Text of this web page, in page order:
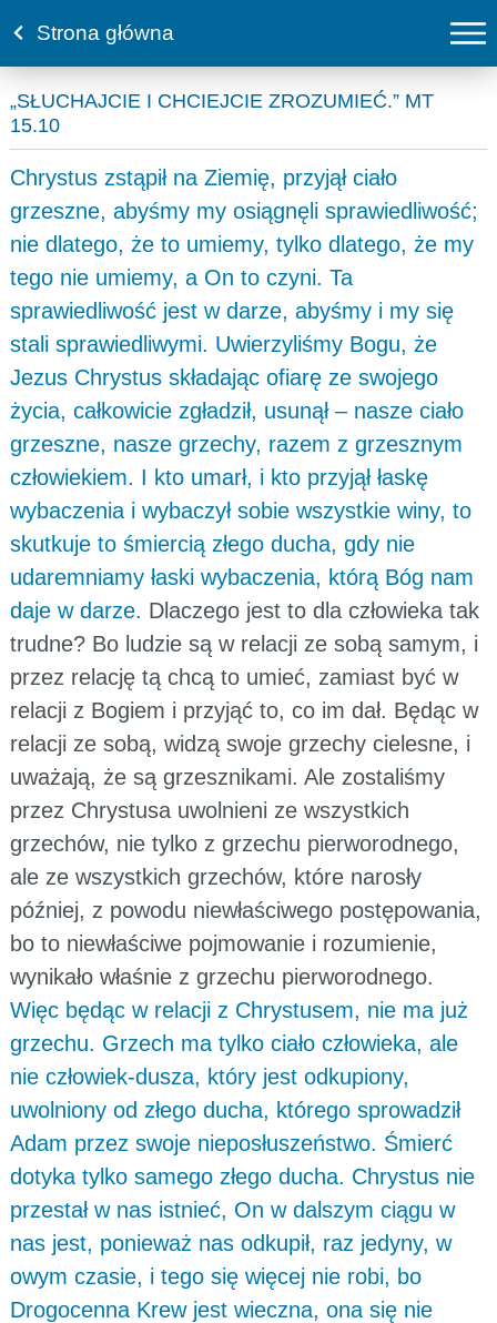
Strona główna
„SŁUCHAJCIE I CHCIEJCIE ZROZUMIEĆ.” MT
15.10
Chrystus zstąpił na Ziemię, przyjął ciało
grzeszne, abyśmy my osiągnęli sprawiedliwość;
nie dlatego, że to umiemy, tylko dlatego, że my
tego nie umiemy, a On to czyni. Ta
sprawiedliwość jest w darze, abyśmy i my się
stali sprawiedliwymi. Uwierzyliśmy Bogu, że
Jezus Chrystus składając ofiarę ze swojego
życia, całkowicie zgładził, usunął – nasze ciało
grzeszne, nasze grzechy, razem z grzesznym
człowiekiem. I kto umarł, i kto przyjął łaskę
wybaczenia i wybaczył sobie wszystkie winy, to
skutkuje to śmiercią złego ducha, gdy nie
udaremniamy łaski wybaczenia, którą Bóg nam
daje w darze. Dlaczego jest to dla człowieka tak
trudne? Bo ludzie są w relacji ze sobą samym, i
przez relację tą chcą to umieć, zamiast być w
relacji z Bogiem i przyjąć to, co im dał. Będąc w
relacji ze sobą, widzą swoje grzechy cielesne, i
uważają, że są grzesznikami. Ale zostaliśmy
przez Chrystusa uwolnieni ze wszystkich
grzechów, nie tylko z grzechu pierworodnego,
ale ze wszystkich grzechów, które narosły
później, z powodu niewłaściwego postępowania,
bo to niewłaściwe pojmowanie i rozumienie,
wynikało właśnie z grzechu pierworodnego.
Więc będąc w relacji z Chrystusem, nie ma już
grzechu. Grzech ma tylko ciało człowieka, ale
nie człowiek-dusza, który jest odkupiony,
uwolniony od złego ducha, którego sprowadził
Adam przez swoje nieposłuszeństwo. Śmierć
dotyka tylko samego złego ducha. Chrystus nie
przestał w nas istnieć, On w dalszym ciągu w
nas jest, ponieważ nas odkupił, raz jedyny, w
owym czasie, i tego się więcej nie robi, bo
Drogocenna Krew jest wieczna, ona się nie